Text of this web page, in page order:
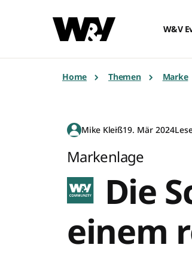
W&V
Home Themen Marke
Mike Kleiß19. Mär 2024
Markenlage
Die
einem